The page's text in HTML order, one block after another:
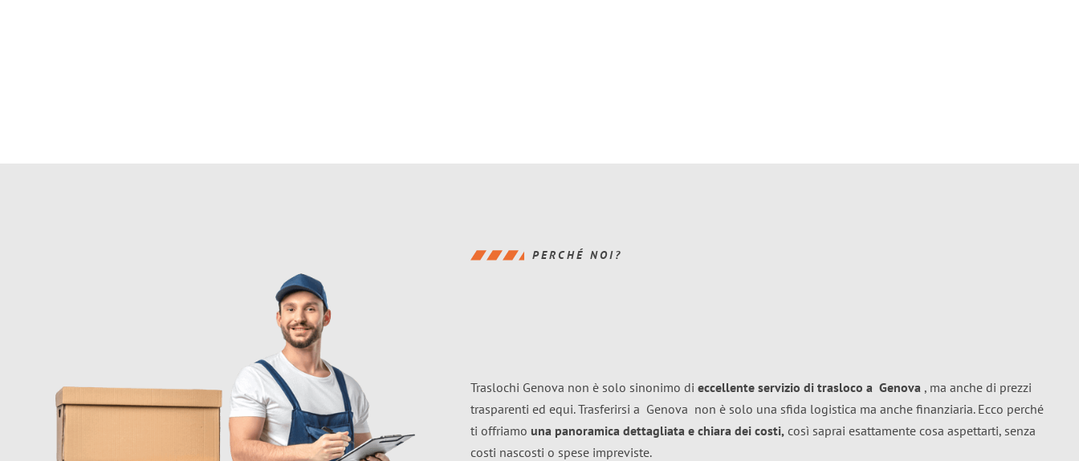
PERCHÉ NOI?
Traslochi Genova non è solo sinonimo di eccellente servizio di trasloco a Genova , ma anche di prezzi
trasparenti ed equi. Trasferirsi a Genova non è solo una sfida logistica ma anche finanziaria. Ecco perché
ti offriamo una panoramica dettagliata e chiara dei costi, così saprai esattamente cosa aspettarti, senza
costi nascosti o spese impreviste.